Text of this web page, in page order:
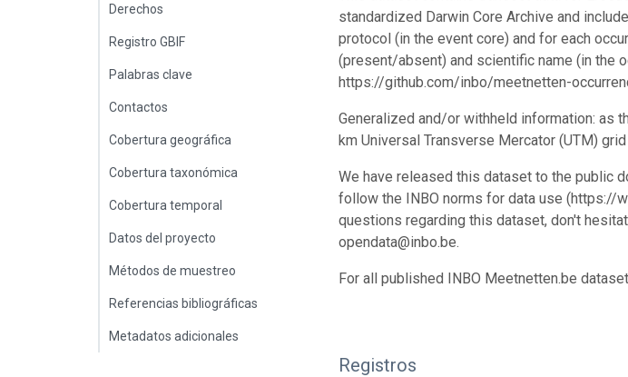
Derechos
Registro GBIF
Palabras clave
Contactos
Cobertura geográfica
Cobertura taxonómica
Cobertura temporal
Datos del proyecto
Métodos de muestreo
Referencias bibliográficas
Metadatos adicionales
standardized Darwin Core Archive and
protocol (in the event core) and for each
(present/absent) and scientific name (in the
https://github.com/inbo/meetnetten-
Generalized and/or withheld information: as
km Universal Transverse Mercator (UTM)
We have released this dataset to the public
follow the INBO norms for data use (https://
questions regarding this dataset, don't
opendata@inbo.be.
For all published INBO Meetnetten.be
Registros